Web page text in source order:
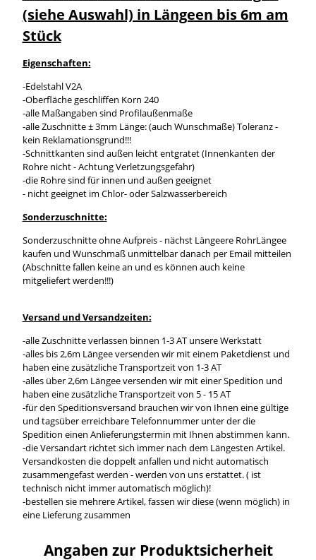
(siehe Auswahl) in Längeen bis 6m am
Stück
Eigenschaften:
-Edelstahl V2A
-Oberfläche geschliffen Korn 240
-alle Maßangaben sind Profilaußenmaße
-alle Zuschnitte ± 3mm Länge: (auch Wunschmaße) Toleranz -
kein Reklamationsgrund!!!
-Schnittkanten sind außen leicht entgratet (Innenkanten der
Rohre nicht - Achtung Verletzungsgefahr)
-die Rohre sind für innen und außen geeignet
- nicht geeignet im Chlor- oder Salzwasserbereich
Sonderzuschnitte:
Sonderzuschnitte ohne Aufpreis - nächst Längeere RohrLängee
kaufen und Wunschmaß unmittelbar danach per Email mitteilen
(Abschnitte fallen keine an und es können auch keine
mitgeliefert werden!!!)
Versand und Versandzeiten:
-alle Zuschnitte verlassen binnen 1-3 AT unsere Werkstatt
-alles bis 2,6m Längee versenden wir mit einem Paketdienst und
haben eine zusätzliche Transportzeit von 1-3 AT
-alles über 2,6m Längee versenden wir mit einer Spedition und
haben eine zusätzliche Transportzeit von 5 - 15 AT
-für den Speditionsversand brauchen wir von Ihnen eine gültige
und tagsüber erreichbare Telefonnummer unter der die
Spedition einen Anlieferungstermin mit Ihnen abstimmen kann.
-die Versandart richtet sich immer nach dem Längesten Artikel.
Versandkosten die doppelt anfallen und nicht automatisch
zusammengefast werden - werden von uns erstattet. ( ist
technisch nicht immer automatisch möglich)!
-bestellen sie mehrere Artikel, fassen wir diese (wenn möglich) in
eine Lieferung zusammen
Angaben zur Produktsicherheit